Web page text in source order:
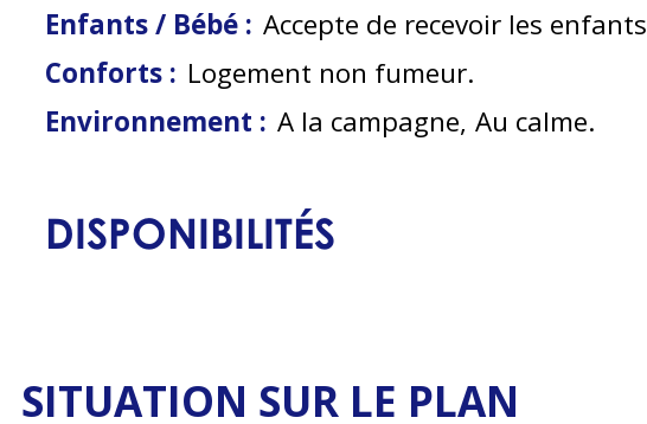
Enfants / Bébé : Accepte de recevoir les enfants
Conforts : Logement non fumeur
Environnement : A la campagne Au calme
DISPONIBILITÉS
SITUATION SUR LE PLAN